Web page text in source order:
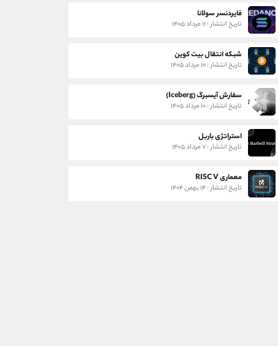
فایردنسر سولانا
تاریخ انتشار : ۱۱ مرداد ۱۴۰۵
شبکه انتقال بیت کوین
تاریخ انتشار : ۱۰ مرداد ۱۴۰۵
سفارش آیسبرگ (Iceberg)
تاریخ انتشار : ۱۰ مرداد ۱۴۰۵
استراتژی باربل
تاریخ انتشار : ۷ مرداد ۱۴۰۵
معماری RISC V
تاریخ انتشار : ۱۴ بهمن ۱۴۰۴